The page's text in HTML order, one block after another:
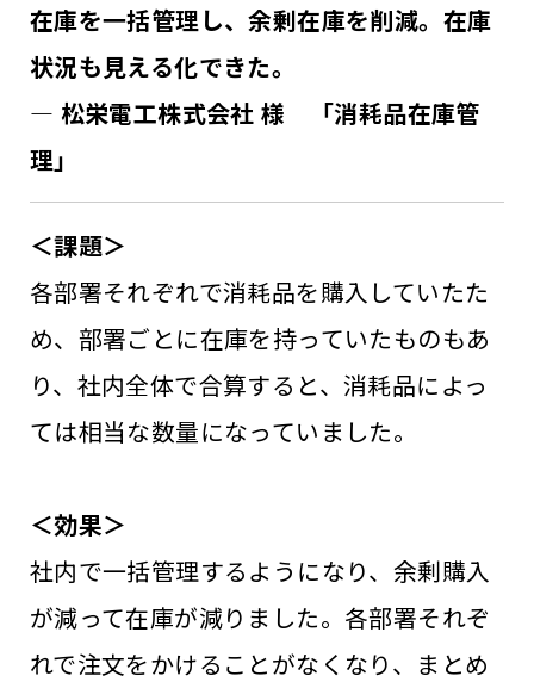
在庫を一括管理し、余剰在庫を削減。在庫
状況も見える化できた。
― 松栄電工株式会社 様 「消耗品在庫管
理」
＜課題＞
各部署それぞれで消耗品を購入していたた
め、部署ごとに在庫を持っていたものもあ
り、社内全体で合算すると、消耗品によっ
ては相当な数量になっていました。
＜効果＞
社内で一括管理するようになり、余剰購入
が減って在庫が減りました。各部署それぞ
れで注文をかけることがなくなり、まとめ